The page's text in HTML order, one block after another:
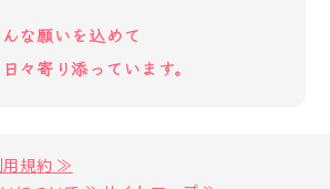
な願いを込めて
々寄り添っています。
用規約 ≫